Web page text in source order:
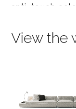
anti-touch
* il
View the